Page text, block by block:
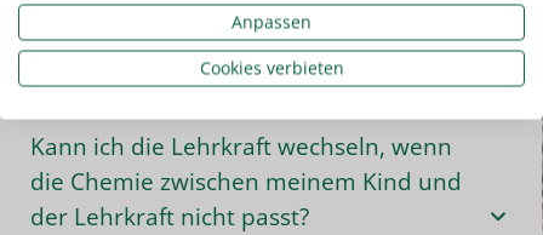
Eignen sich Studenten als
Nachhilfelehrer?
Kann ich die Lehrkraft wechseln, wenn
die Chemie zwischen meinem Kind und
der Lehrkraft nicht passt?
Anpassen
Cookies verbieten